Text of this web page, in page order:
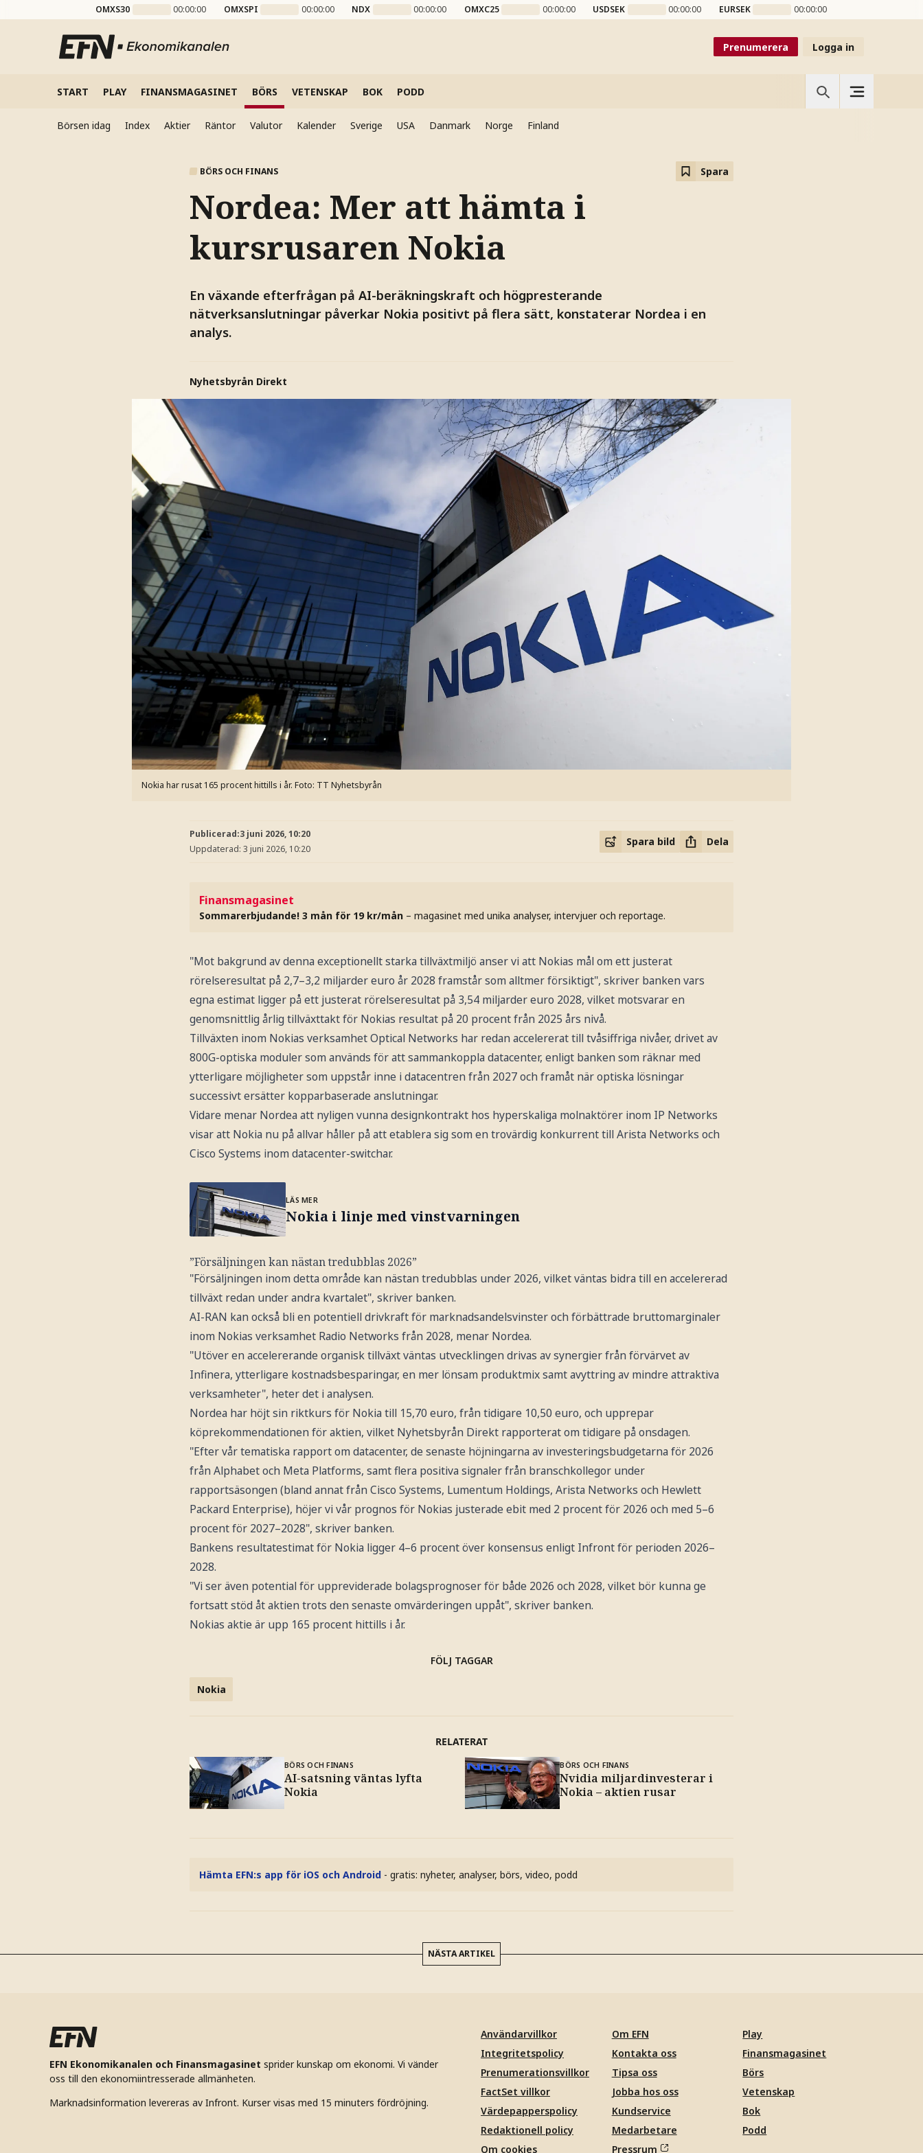
OMXS30 00:00:00 OMXSPI 00:00:00 NDX 00:00:00 OMXC25 00:00:00 USDSEK 00:00:00 EURSEK 00:00:00
Prenumerera Logga in
START PLAY FINANSMAGASINET BÖRS VETENSKAP BOK PODD
Börsen idag Index Aktier Räntor Valutor Kalender Sverige USA Danmark Norge Finland
BÖRS OCH FINANS Spara
Nordea: Mer att hämta i
kursrusaren Nokia
En växande efterfrågan på AI-beräkningskraft och högpresterande
nätverksanslutningar påverkar Nokia positivt på flera sätt, konstaterar Nordea i en
analys.
Nyhetsbyrån Direkt
Nokia har rusat 165 procent hittills i år. Foto: TT Nyhetsbyrån
Publicerad:3 juni 2026, 10:20
Uppdaterad: 3 juni 2026, 10:20
Spara bild Dela
Finansmagasinet
Sommarerbjudande! 3 mån för 19 kr/mån – magasinet med unika analyser, intervjuer och reportage.
"Mot bakgrund av denna exceptionellt starka tillväxtmiljö anser vi att Nokias mål om ett justerat
rörelseresultat på 2,7–3,2 miljarder euro år 2028 framstår som alltmer försiktigt", skriver banken vars
egna estimat ligger på ett justerat rörelseresultat på 3,54 miljarder euro 2028, vilket motsvarar en
genomsnittlig årlig tillväxttakt för Nokias resultat på 20 procent från 2025 års nivå.
Tillväxten inom Nokias verksamhet Optical Networks har redan accelererat till tvåsiffriga nivåer, drivet av
800G-optiska moduler som används för att sammankoppla datacenter, enligt banken som räknar med
ytterligare möjligheter som uppstår inne i datacentren från 2027 och framåt när optiska lösningar
successivt ersätter kopparbaserade anslutningar.
Vidare menar Nordea att nyligen vunna designkontrakt hos hyperskaliga molnaktörer inom IP Networks
visar att Nokia nu på allvar håller på att etablera sig som en trovärdig konkurrent till Arista Networks och
Cisco Systems inom datacenter-switchar.
LÄS MER
Nokia i linje med vinstvarningen
”Försäljningen kan nästan tredubblas 2026”
"Försäljningen inom detta område kan nästan tredubblas under 2026, vilket väntas bidra till en accelererad
tillväxt redan under andra kvartalet", skriver banken.
AI-RAN kan också bli en potentiell drivkraft för marknadsandelsvinster och förbättrade bruttomarginaler
inom Nokias verksamhet Radio Networks från 2028, menar Nordea.
"Utöver en accelererande organisk tillväxt väntas utvecklingen drivas av synergier från förvärvet av
Infinera, ytterligare kostnadsbesparingar, en mer lönsam produktmix samt avyttring av mindre attraktiva
verksamheter", heter det i analysen.
Nordea har höjt sin riktkurs för Nokia till 15,70 euro, från tidigare 10,50 euro, och upprepar
köprekommendationen för aktien, vilket Nyhetsbyrån Direkt rapporterat om tidigare på onsdagen.
"Efter vår tematiska rapport om datacenter, de senaste höjningarna av investeringsbudgetarna för 2026
från Alphabet och Meta Platforms, samt flera positiva signaler från branschkollegor under
rapportsäsongen (bland annat från Cisco Systems, Lumentum Holdings, Arista Networks och Hewlett
Packard Enterprise), höjer vi vår prognos för Nokias justerade ebit med 2 procent för 2026 och med 5–6
procent för 2027–2028", skriver banken.
Bankens resultatestimat för Nokia ligger 4–6 procent över konsensus enligt Infront för perioden 2026–
2028.
"Vi ser även potential för uppreviderade bolagsprognoser för både 2026 och 2028, vilket bör kunna ge
fortsatt stöd åt aktien trots den senaste omvärderingen uppåt", skriver banken.
Nokias aktie är upp 165 procent hittills i år.
FÖLJ TAGGAR
Nokia
RELATERAT
BÖRS OCH FINANS
AI-satsning väntas lyfta
Nokia
BÖRS OCH FINANS
Nvidia miljardinvesterar i
Nokia – aktien rusar
Hämta EFN:s app för iOS och Android - gratis: nyheter, analyser, börs, video, podd
NÄSTA ARTIKEL
EFN Ekonomikanalen och Finansmagasinet sprider kunskap om ekonomi. Vi vänder
oss till den ekonomiintresserade allmänheten.
Marknadsinformation levereras av Infront. Kurser visas med 15 minuters fördröjning.
Användarvillkor
Integritetspolicy
Prenumerationsvillkor
FactSet villkor
Värdepapperspolicy
Redaktionell policy
Om cookies
Om EFN
Kontakta oss
Tipsa oss
Jobba hos oss
Kundservice
Medarbetare
Pressrum
Play
Finansmagasinet
Börs
Vetenskap
Bok
Podd